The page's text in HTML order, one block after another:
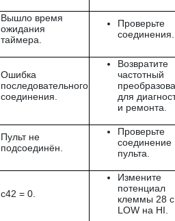
Вышло время
ожидания
таймера.
Проверьте
соединения.
Ошибка
последовательного
соединения.
Возвратите
частотный
для
и ремонта.
Пульт не
подсоединён.
Проверьте
соединение
пульта.
c42 = 0.
Измените
потенциал
клеммы 28 с
LOW на HI.